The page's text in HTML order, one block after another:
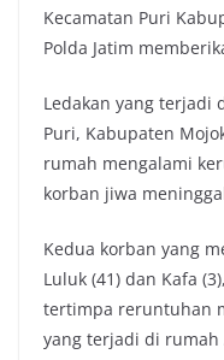
Kecamatan Puri
Polda Jatim
Ledakan yang terjadi
Puri, Kabupaten
rumah mengalami
korban jiwa
Kedua korban yang
Luluk (41) dan Kafa
tertimpa reruntuhan
yang terjadi di rumah